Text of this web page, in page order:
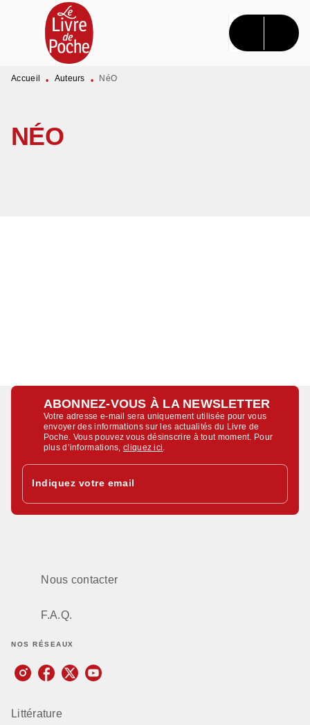
MENU RECHERCHE CONTENU
PIED DE PAGE
Accueil • Auteurs • NéO
NÉO
ABONNEZ-VOUS À LA NEWSLETTER
Votre adresse e-mail sera uniquement utilisée pour vous
envoyer des informations sur les actualités du Livre de
Poche. Vous pouvez vous désinscrire à tout moment. Pour
plus d’informations,cliquez ici.
Indiquez votre email
Nous contacter
F.A.Q.
NOS RÉSEAUX
Littérature